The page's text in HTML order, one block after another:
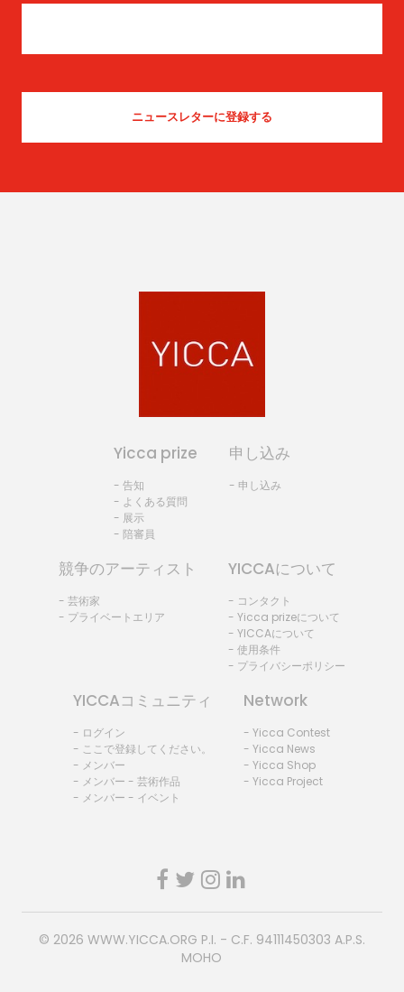
Yicca prize
- 告知
- よくある質問
- 展示
- 陪審員
申し込み
- 申し込み
競争のアーティスト
- 芸術家
- プライベートエリア
YICCAについて
- コンタクト
- Yicca prizeについて
- YICCAについて
- 使用条件
- プライバシーポリシー
YICCAコミュニティ
- ログイン
- ここで登録してください。
- メンバー
- メンバー - 芸術作品
- メンバー - イベント
Network
- Yicca Contest
- Yicca News
- Yicca Shop
- Yicca Project
© 2026 WWW.YICCA.ORG P.I. - C.F. 94111450303 A.P.S.
MOHO